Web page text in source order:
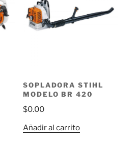
SOPLADORA STIHL
MODELO BR 420
$0.00
Añadir al carrito